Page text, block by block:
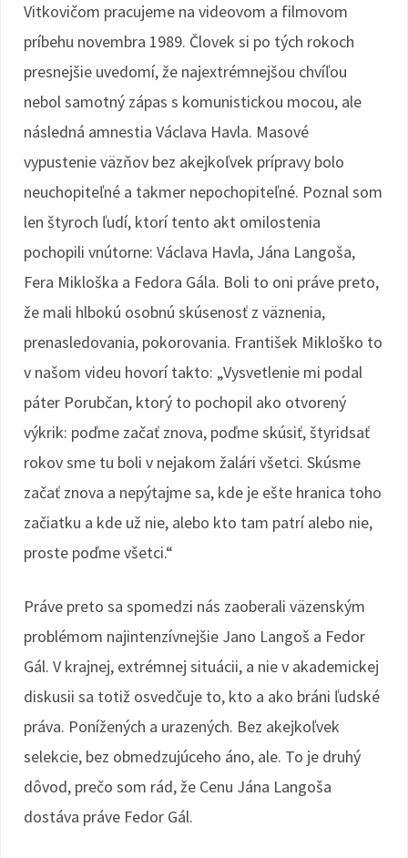
Vitkovičom pracujeme na videovom a filmovom
príbehu novembra 1989. Človek si po tých rokoch
presnejšie uvedomí, že najextrémnejšou chvíľou
nebol samotný zápas s komunistickou mocou, ale
následná amnestia Václava Havla. Masové
vypustenie väzňov bez akejkoľvek prípravy bolo
neuchopiteľné a takmer nepochopiteľné. Poznal som
len štyroch ľudí, ktorí tento akt omilostenia
pochopili vnútorne: Václava Havla, Jána Langoša,
Fera Mikloška a Fedora Gála. Boli to oni práve preto,
že mali hlbokú osobnú skúsenosť z väznenia,
prenasledovania, pokorovania. František Mikloško to
v našom videu hovorí takto: „Vysvetlenie mi podal
páter Porubčan, ktorý to pochopil ako otvorený
výkrik: poďme začať znova, poďme skúsiť, štyridsať
rokov sme tu boli v nejakom žalári všetci. Skúsme
začať znova a nepýtajme sa, kde je ešte hranica toho
začiatku a kde už nie, alebo kto tam patrí alebo nie,
proste poďme všetci.“
Práve preto sa spomedzi nás zaoberali väzenským
problémom najintenzívnejšie Jano Langoš a Fedor
Gál. V krajnej, extrémnej situácii, a nie v akademickej
diskusii sa totiž osvedčuje to, kto a ako bráni ľudské
práva. Ponížených a urazených. Bez akejkoľvek
selekcie, bez obmedzujúceho áno, ale. To je druhý
dôvod, prečo som rád, že Cenu Jána Langoša
dostáva práve Fedor Gál.